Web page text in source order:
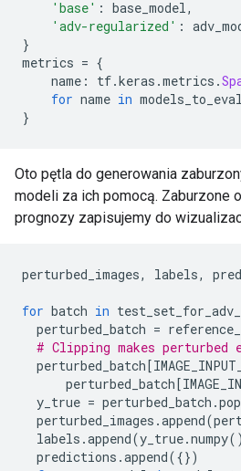
'base' : base_model,
'adv-regularized' :
}
metrics = {
name : tf.keras .metrics .
for name in models_to_eval
}
Oto pętla do generowania
modeli za ich pomocą. Zaburzone
prognozy zapisujemy do
perturbed_images, labels,
for batch in
perturbed_batch =
# Clipping makes perturbed
perturbed_batch[
perturbed_batch[
y_true = perturbed_batch .pop
perturbed_images .append(
labels .append(y_true.numpy
predictions .append({})